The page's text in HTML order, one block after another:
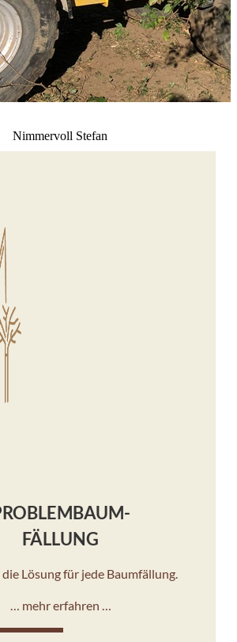
Nimmervoll Stefan
FÄLLUNG
Lösung für jede Baumfällung.
… mehr erfahren …